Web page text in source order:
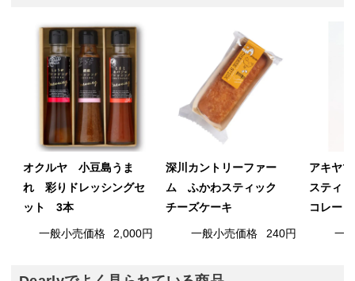
オクルヤ 小豆島うま
れ 彩りドレッシングセ
ット 3本
一般小売価格 2,000円
深川カントリーファー
ム ふかわスティック
チーズケーキ
一般小売価格 240円
アキヤ
スティ
コレート
一